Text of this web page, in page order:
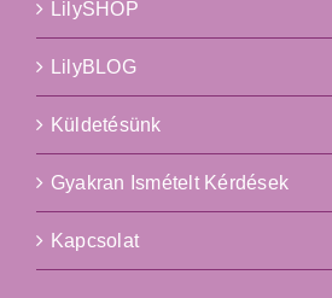
LilySHOP
LilyBLOG
Küldetésünk
Gyakran Ismételt Kérdések
Kapcsolat